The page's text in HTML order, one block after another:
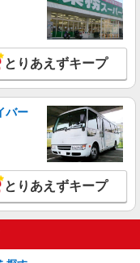
円〜1,379円 【日・
円 ※経験・能力に応じ
給） ■昇給・昇格制度
賞与あり（年２回） ※
上島2048
詳細を見る
とりあえずキープ
バー
とりあえずキープ